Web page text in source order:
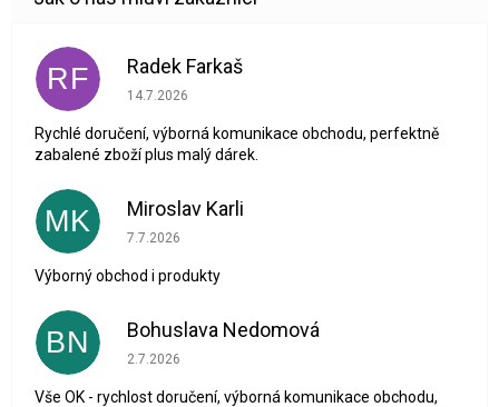
RF Radek Farkaš
Hodnocení obchodu je 5 z 5 hvězdiček.
14.7.2026
Rychlé doručení, výborná komunikace obchodu, perfektně
zabalené zboží plus malý dárek.
MK Miroslav Karli
Hodnocení obchodu je 5 z 5 hvězdiček.
7.7.2026
Výborný obchod i produkty
BN Bohuslava Nedomová
Hodnocení obchodu je 5 z 5 hvězdiček.
2.7.2026
Vše OK - rychlost doručení, výborná komunikace obchodu,